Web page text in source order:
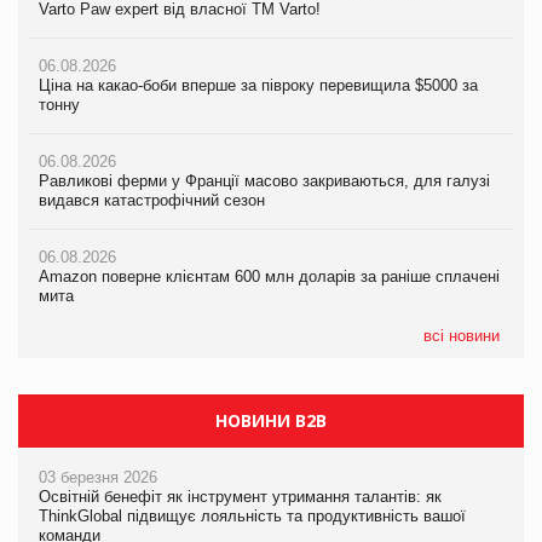
Varto Paw expert від власної ТМ Varto!
06.08.2026
Ціна на какао-боби вперше за півроку перевищила $5000 за
тонну
06.08.2026
Равликові ферми у Франції масово закриваються, для галузі
видався катастрофічний сезон
06.08.2026
Amazon поверне клієнтам 600 млн доларів за раніше сплачені
мита
всі новини
Varto Paw expert від власної ТМ Varto!
06.08.2026
Ціна на какао-боби вперше за півроку перевищила $5000 за
тонну
06.08.2026
Равликові ферми у Франції масово закриваються, для галузі
видався катастрофічний сезон
06.08.2026
Amazon поверне клієнтам 600 млн доларів за раніше сплачені
мита
тонну
06.08.2026
Равликові ферми у Франції масово закриваються, для галузі
видався катастрофічний сезон
06.08.2026
Amazon поверне клієнтам 600 млн доларів за раніше сплачені
мита
05.08.2026
У Євросоюзі набули чинності нові правила щодо штучного
інтелекту
НОВИНИ B2B
03 березня 2026
Освітній бенефіт як інструмент утримання талантів: як
ThinkGlobal підвищує лояльність та продуктивність вашої
команди